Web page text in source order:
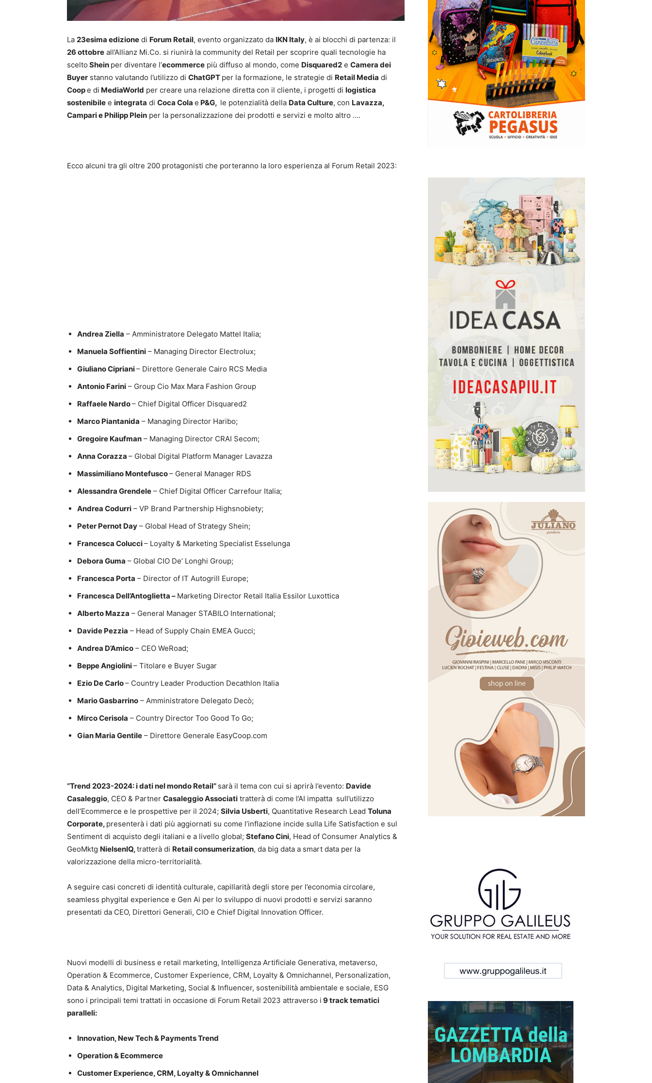
La 23esima edizione di Forum Retail, evento organizzato da IKN Italy, è ai blocchi di partenza: il
26 ottobre all’Allianz Mi.Co. si riunirà la community del Retail per scoprire quali tecnologie ha
scelto Shein per diventare l’ecommerce più diffuso al mondo, come Disquared2 e Camera dei
Buyer stanno valutando l’utilizzo di ChatGPT per la formazione, le strategie di Retail Media di
Coope di MediaWorld per creare una relazione diretta con il cliente, i progetti di logistica
sostenibile e integrata di Coca Cola e P&G, le potenzialità della Data Culture, con Lavazza,
Campari e Philipp Plein per la personalizzazione dei prodotti e servizi e molto altro ….
Ecco alcuni tra gli oltre 200 protagonisti che porteranno la loro esperienza al Forum Retail 2023:
Andrea Ziella – Amministratore Delegato Mattel Italia;
Manuela Soffientini – Managing Director Electrolux;
Giuliano Cipriani– Direttore Generale Cairo RCS Media
Antonio Farini – Group Cio Max Mara Fashion Group
Raffaele Nardo– Chief Digital Officer Disquared2
Marco Piantanida – Managing Director Haribo;
Gregoire Kaufman – Managing Director CRAI Secom;
Anna Corazza – Global Digital Platform Manager Lavazza
Massimiliano Montefusco– General Manager RDS
Alessandra Grendele – Chief Digital Officer Carrefour Italia;
Andrea Codurri – VP Brand Partnership Highsnobiety;
Peter Pernot Day – Global Head of Strategy Shein;
Francesca Colucci– Loyalty & Marketing Specialist Esselunga
Debora Guma – Global CIO De’ Longhi Group;
Francesca Porta – Director of IT Autogrill Europe;
Francesca Dell’Antoglietta – Marketing Director Retail Italia Essilor Luxottica
Alberto Mazza – General Manager STABILO International;
Davide Pezzia – Head of Supply Chain EMEA Gucci;
Andrea D’Amico – CEO WeRoad;
Beppe Angiolini– Titolare e Buyer Sugar
Ezio De Carlo– Country Leader Production Decathlon Italia
Mario Gasbarrino – Amministratore Delegato Decò;
Mirco Cerisola – Country Director Too Good To Go;
Gian Maria Gentile – Direttore Generale EasyCoop.com
“Trend 2023-2024: i dati nel mondo Retail” sarà il tema con cui si aprirà l’evento: Davide
Casaleggio, CEO & Partner Casaleggio Associati tratterà di come l’AI impatta sull’utilizzo
dell’Ecommerce e le prospettive per il 2024; Silvia Usberti, Quantitative Research Lead Toluna
Corporate, presenterà i dati più aggiornati su come l’inflazione incide sulla Life Satisfaction e sul
Sentiment di acquisto degli italiani e a livello global; Stefano Cini, Head of Consumer Analytics &
GeoMktg NielsenIQ,tratterà di Retail consumerization, da big data a smart data per la
valorizzazione della micro-territorialità.
A seguire casi concreti di identità culturale, capillarità degli store per l’economia circolare,
seamless phygital experience e Gen Ai per lo sviluppo di nuovi prodotti e servizi saranno
presentati da CEO, Direttori Generali, CIO e Chief Digital Innovation Officer.
Nuovi modelli di business e retail marketing, Intelligenza Artificiale Generativa, metaverso,
Operation & Ecommerce, Customer Experience, CRM, Loyalty & Omnichannel, Personalization,
Data & Analytics, Digital Marketing, Social & Influencer, sostenibilità ambientale e sociale, ESG
sono i principali temi trattati in occasione di Forum Retail 2023 attraverso i 9 track tematici
paralleli:
Innovation, New Tech & Payments Trend
Operation & Ecommerce
Customer Experience, CRM, Loyalty & Omnichannel